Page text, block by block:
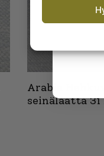
Arabia
seinälaatta 31
By